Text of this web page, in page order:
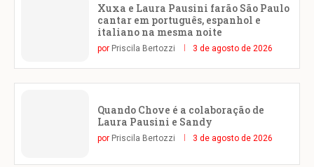
Xuxa e Laura Pausini farão São Paulo
cantar em português, espanhol e
italiano na mesma noite
por Priscila Bertozzi 3 de agosto de 2026
Quando Chove é a colaboração de
Laura Pausini e Sandy
por Priscila Bertozzi 3 de agosto de 2026